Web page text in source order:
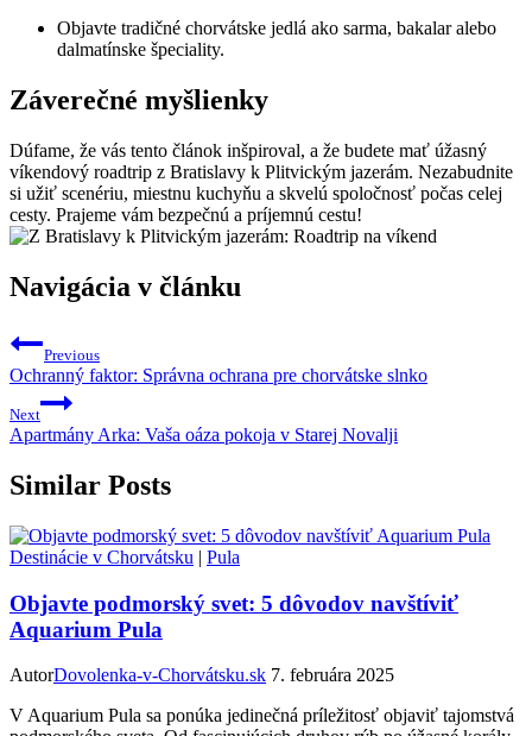
Objavte tradičné chorvátske jedlá ako sarma, bakalar alebo
dalmatínske špeciality.
Záverečné myšlienky
Dúfame, že vás tento článok inšpiroval, a že budete mať úžasný
víkendový roadtrip z Bratislavy k Plitvickým jazerám. Nezabudnite
si užiť scenériu, miestnu kuchyňu a skvelú spoločnosť počas celej
cesty. Prajeme vám bezpečnú a príjemnú cestu!
Navigácia v článku
Previous
Ochranný faktor: Správna ochrana pre chorvátske slnko
Next
Apartmány Arka: Vaša oáza pokoja v Starej Novalji
Similar Posts
Destinácie v Chorvátsku | Pula
Objavte podmorský svet: 5 dôvodov navštíviť
Aquarium Pula
AutorDovolenka-v-Chorvátsku.sk 7. februára 2025
V Aquarium Pula sa ponúka jedinečná príležitosť objaviť tajomstvá